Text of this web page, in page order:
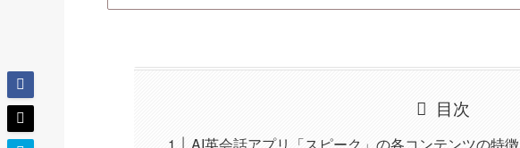
目次
AI英会話アプリ「スピーク」の各コンテンツの特徴